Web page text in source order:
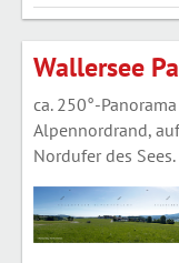
Wallersee
ca. 250°-
Alpennordrand,
Nordufer des